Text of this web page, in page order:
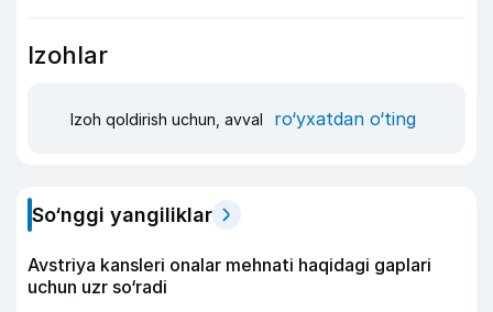
Izohlar
Izoh qoldirish uchun, avval ro‘yxatdan o‘ting
So‘nggi yangiliklar
Avstriya kansleri onalar mehnati haqidagi gaplari
uchun uzr so‘radi